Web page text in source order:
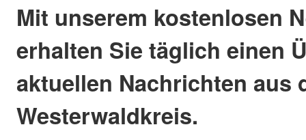
Mit unserem kostenlosen
erhalten Sie täglich einen
aktuellen Nachrichten aus
Westerwaldkreis.